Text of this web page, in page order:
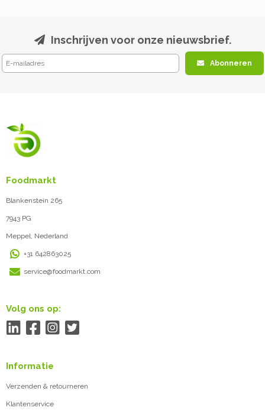
Inschrijven voor onze nieuwsbrief.
Abonneren
Foodmarkt
Blankenstein 265
7943 PG
Meppel, Nederland
+31 642863025
service@foodmarkt.com
Volg ons op:
Informatie
Verzenden & retourneren
Klantenservice